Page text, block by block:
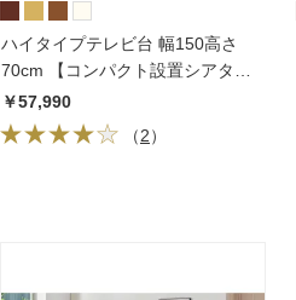
ハイタイプテレビ台 幅150高さ
70cm 【コンパクト設置シアター
シリーズ】
￥57,990
（2）